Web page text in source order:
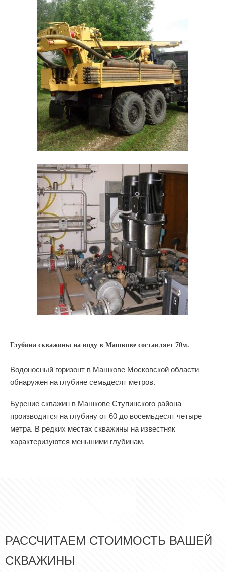
Глубина скважины на воду в Машкове составляет 70м.
Водоносный горизонт в Машкове Московской области
обнаружен на глубине семьдесят метров.
Бурение скважин в Машкове Ступинского района
производится на глубину от 60 до восемьдесят четыре
метра. В редких местах скважины на известняк
характеризуются меньшими глубинам.
РАССЧИТАЕМ СТОИМОСТЬ ВАШЕЙ
СКВАЖИНЫ